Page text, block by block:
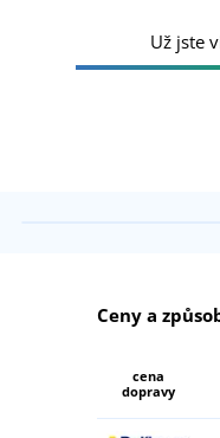
Už jste
Ceny a
cena
dopravy